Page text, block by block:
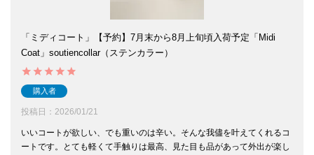
「ミディコート」【予約】7月末から8月上旬頃入荷予定「Midi
Coat」soutiencollar（ステンカラー）
購入者
投稿日 2026/01/21
いいコートが欲しい、でも重いのは辛い。そんな我儘を叶えてくれるコ
ートです。とても軽くて手触りは最高、見た目も品があって外出が楽し